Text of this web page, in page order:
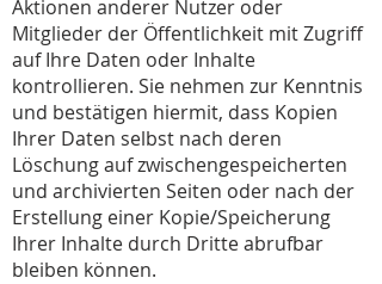
Aktionen anderer Nutzer oder
Mitglieder der Öffentlichkeit mit Zugriff
auf Ihre Daten oder Inhalte
kontrollieren. Sie nehmen zur Kenntnis
und bestätigen hiermit, dass Kopien
Ihrer Daten selbst nach deren
Löschung auf zwischengespeicherten
und archivierten Seiten oder nach der
Erstellung einer Kopie/Speicherung
Ihrer Inhalte durch Dritte abrufbar
bleiben können.